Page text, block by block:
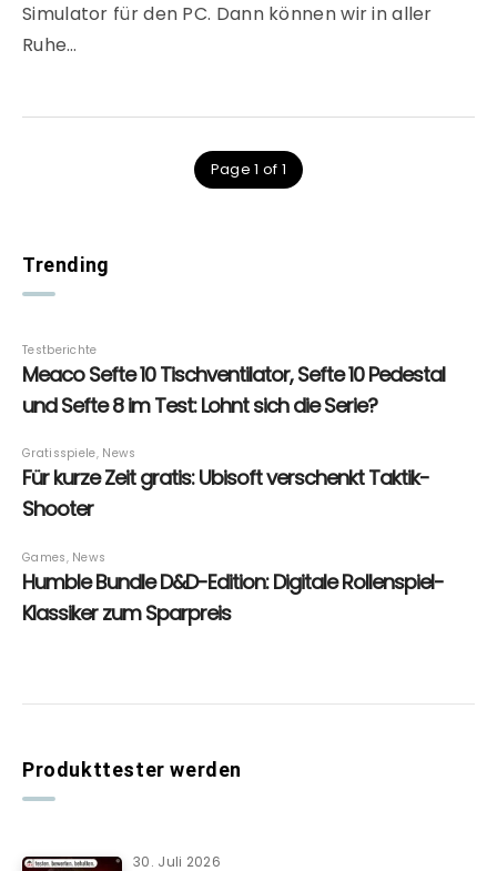
Simulator für den PC. Dann können wir in aller
Ruhe…
Page 1 of 1
Trending
Produkttester werden
30. Juli 2026